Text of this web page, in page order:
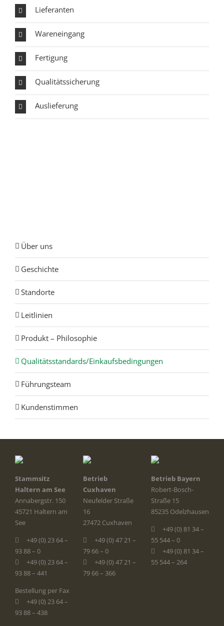
Lieferanten
Wareneingang
Fertigung
Qualitätssicherung
Auslieferung
Über uns
Geschichte
Standorte
Leitlinien
Produkt – Philosophie
Qualitätsstandards/Einkaufsbedingungen
Führungsteam
Kundenstimmen
Stammsitz
Haltern am See
Annabergstr. 150
45721 Haltern am
See
+49 (0) 23 64 –
93 88 – 0
+49 (0) 23 64 –
93 88 – 441
Bestellung per Fax
+49 (0) 23 64 –
93 88 – 438
Betrieb
Cuxhaven
Neufelder Straße
16
27472 Cuxhaven
+49 (0) 47 21 –
79 66 – 0
+49 (0) 47 21 –
79 66 – 366
Betrieb Bayern
Robert-Bosch-
Straße 15
85235 Odelzhausen
+49 (0) 81 34 –
55 544 – 0
+49 (0) 81 34 –
55 544 – 264